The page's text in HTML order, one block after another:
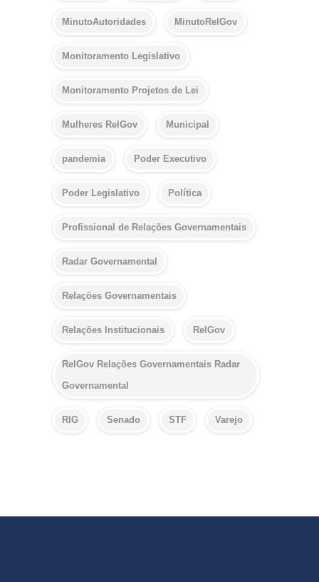
MinutoAutoridades MinutoRelGov
Monitoramento Legislativo
Monitoramento Projetos de Lei
Mulheres RelGov Municipal
pandemia Poder Executivo
Poder Legislativo Política
Profissional de Relações Governamentais
Radar Governamental
Relações Governamentais
Relações Institucionais RelGov
RelGov Relações Governamentais Radar
Governamental
RIG Senado STF Varejo